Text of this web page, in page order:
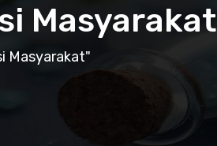
Masyarakat
Masyarakat"